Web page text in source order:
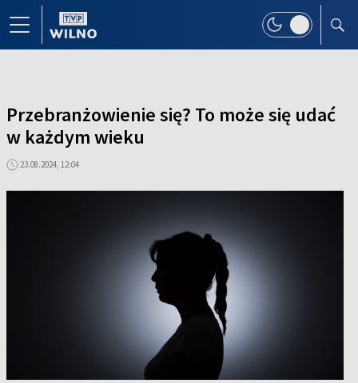
Przebranżowienie się? To może się udać
w każdym wieku
23.08.2024, 12:04